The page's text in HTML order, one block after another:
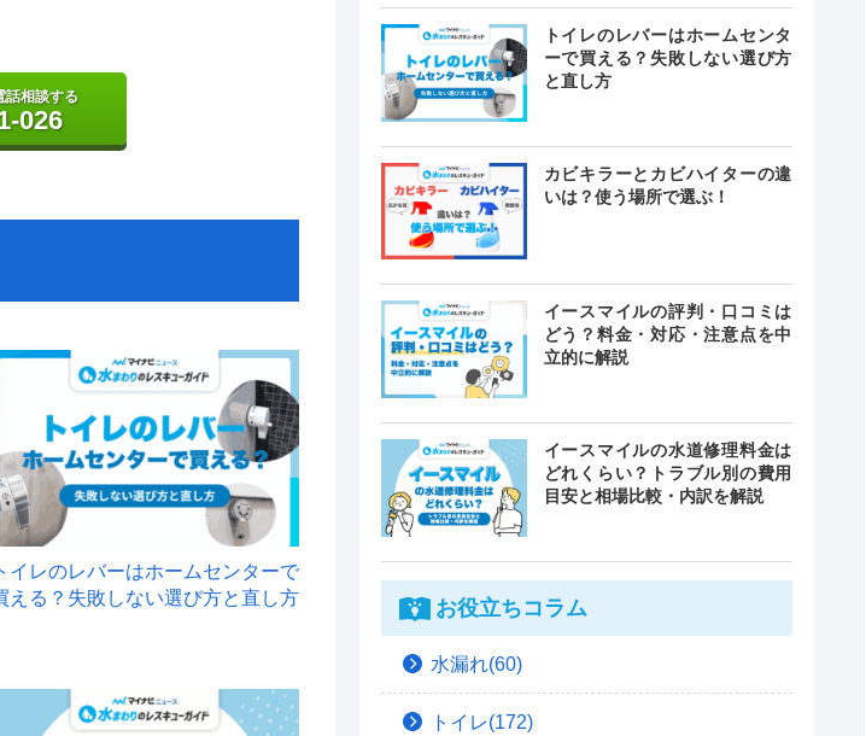
話相談する
026
トイレのレバーはホームセンターで
える？失敗しない選び方と直し方
トイレのレバーはホームセンタ
ーで買える？失敗しない選び方
と直し方
カビキラーとカビハイターの違
いは？使う場所で選ぶ！
イースマイルの評判・口コミは
どう？料金・対応・注意点を中
立的に解説
イースマイルの水道修理料金は
どれくらい？トラブル別の費用
目安と相場比較・内訳を解説
お役立ちコラム
水漏れ(60)
トイレ(172)